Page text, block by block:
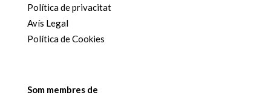
Política de privacitat
Avís Legal
Política de Cookies
Som membres de